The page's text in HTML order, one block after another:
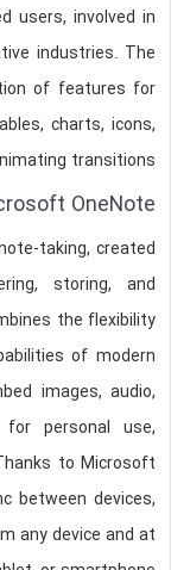
users, involved in
industries. The
of features for
charts, icons,
transitions.
OneNote
taking, created
storing, and
the flexibility
of modern
images, audio,
personal use,
to Microsoft
between devices,
any device and at